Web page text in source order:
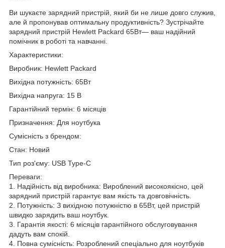
Ви шукаєте зарядний пристрій, який би не лише довго служив,
але й пропонував оптимальну продуктивність? Зустрічайте
зарядний пристрій Hewlett Packard 65Вт— ваш надійний
помічник в роботі та навчанні.
Характеристики:
Виробник: Hewlett Packard
Вихідна потужність: 65Вт
Вихідна напруга: 15 В
Гарантійний термін: 6 місяців
Призначення: Для ноутбука
Сумісність з брендом:
Стан: Новий
Тип роз'єму: USB Type-C
Переваги:
1. Надійність від виробника: Вироблений високоякісно, цей
зарядний пристрій гарантує вам якість та довговічність.
2. Потужність: З вихідною потужністю в 65Вт, цей пристрій
швидко зарядить ваш ноутбук.
3. Гарантія якості: 6 місяців гарантійного обслуговування
дадуть вам спокій.
4. Повна сумісність: Розроблений спеціально для ноутбуків